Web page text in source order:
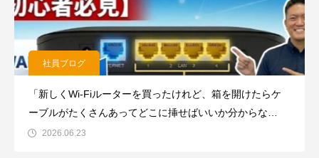
社員ブログ
「新しくWi-Fiルーターを買ったけれど、箱を開けたらケ
ーブルがたくさんあってどこに挿せばいいか分からな
い…」「ルーターの裏側に同じような穴が並んでいて、間
2026.06.23